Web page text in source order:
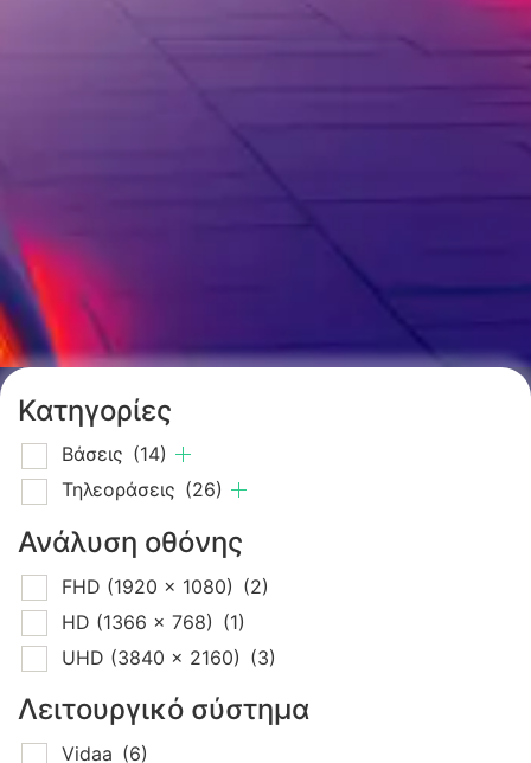
Κατηγορίες
Βάσεις (14)
Τηλεοράσεις (26)
Ανάλυση οθόνης
FHD (1920 x 1080) (2)
HD (1366 x 768) (1)
UHD (3840 x 2160) (3)
Λειτουργικό σύστημα
Vidaa (6)